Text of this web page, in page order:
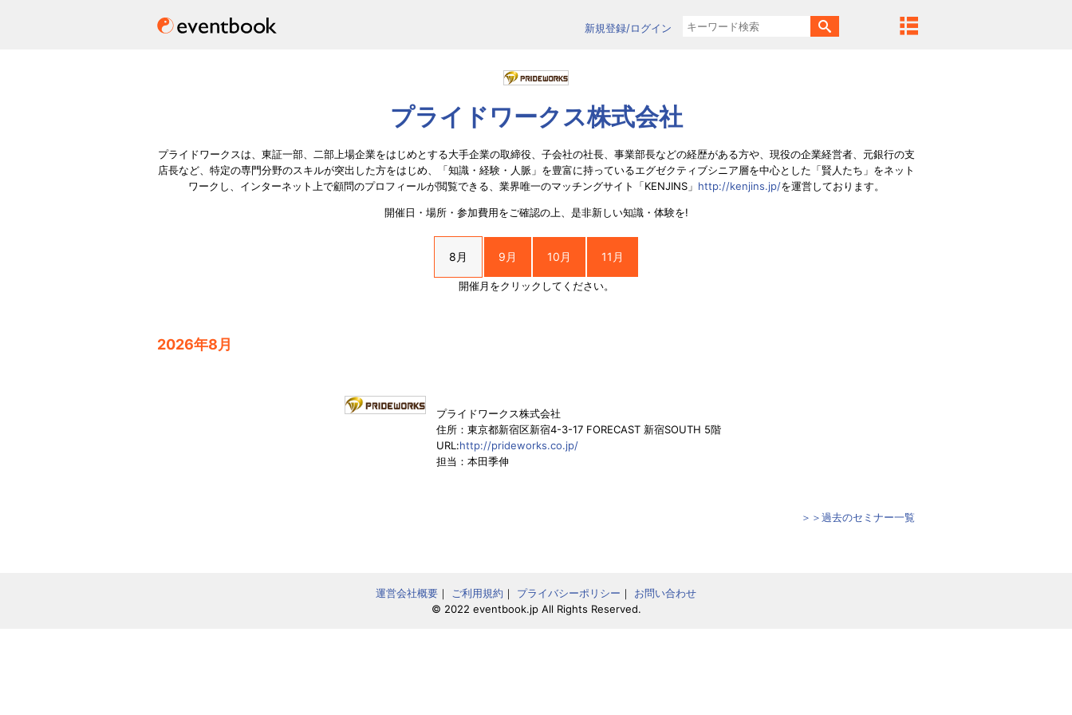
新規登録/ログイン
プライドワークス株式会社
プライドワークスは、東証一部、二部上場企業をはじめとする大手企業の取締役、子会社の社長、事業部長などの経歴がある方や、現役の企業経営者、元銀行の支
店長など、特定の専門分野のスキルが突出した方をはじめ、「知識・経験・人脈」を豊富に持っているエグゼクティブシニア層を中心とした「賢人たち」をネット
ワークし、インターネット上で顧問のプロフィールが閲覧できる、業界唯一のマッチングサイト「KENJINS」 http://kenjins.jp/を運営しております。
開催日・場所・参加費用をご確認の上、是非新しい知識・体験を!
8月 9月 10月 11月
開催月をクリックしてください。
2026年8月
プライドワークス株式会社
住所：東京都新宿区新宿4-3-17 FORECAST 新宿SOUTH 5階
URL:http://prideworks.co.jp/
担当：本田季伸
＞＞過去のセミナー一覧
運営会社概要 ｜ ご利用規約 ｜ プライバシーポリシー ｜ お問い合わせ
© 2022 eventbook.jp All Rights Reserved.